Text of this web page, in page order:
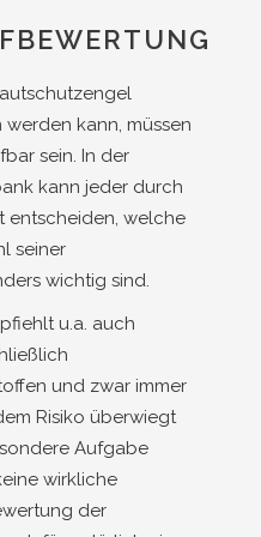
kann, müssen
sein. In der
kann jeder durch
entscheiden, welche
seiner
wichtig sind.
u.a. auch
und zwar immer
Risiko überwiegt
Aufgabe
wirkliche
der